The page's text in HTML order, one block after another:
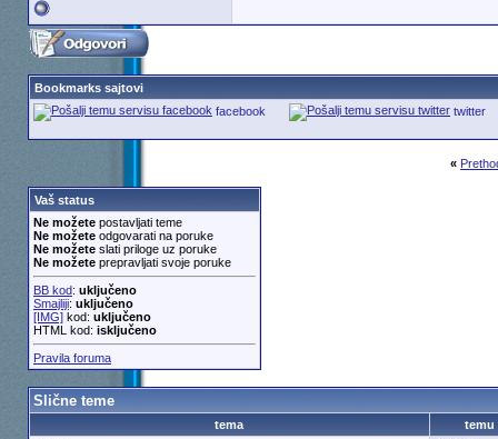
Bookmarks sajtovi
facebook
twitter
«
Vaš status
Ne možetepostavljati teme
Ne možeteodgovarati na poruke
Ne možeteslati priloge uz poruke
Ne možeteprepravljati svoje poruke
BB kod: uključeno
Smajliji: uključeno
[IMG]kod: uključeno
HTML kod: isključeno
Pravila foruma
Slične teme
tema
temu